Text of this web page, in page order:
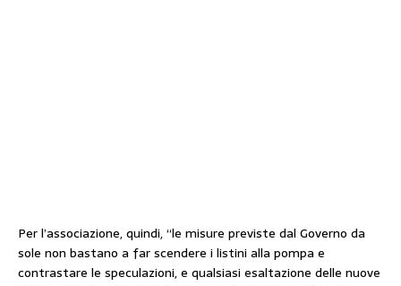
Per l’associazione, quindi, “le misure previste dal Governo da
sole non bastano a far scendere i listini alla pompa e
contrastare le speculazioni, e qualsiasi esaltazione delle nuove